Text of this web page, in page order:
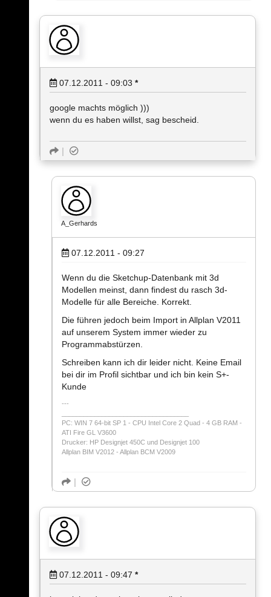
07.12.2011 - 09:03 *
google machts möglich )))
wenn du es haben willst, sag bescheid.
A_Gerhards
07.12.2011 - 09:27
Wenn du die Sketchup-Datenbank mit 3d
Modellen meinst, dann findest du rasch 3d-
Modelle für alle Bereiche. Korrekt.
Die führen jedoch beim Import in Allplan V2011
auf unserem System immer wieder zu
Programmabstürzen.
Schreiben kann ich dir leider nicht. Keine Email
bei dir im Profil sichtbar und ich bin kein S+-
Kunde
PC: WIN 7 64-bit SP 1 - CPU Intel Core 2 Quad - 4 GB RAM -
ATI Fire GL V3600
Drucker: HP Designjet 450C und Designjet 100
Allplan BIM V2012 - Allplan BCM V2009
07.12.2011 - 09:47 *